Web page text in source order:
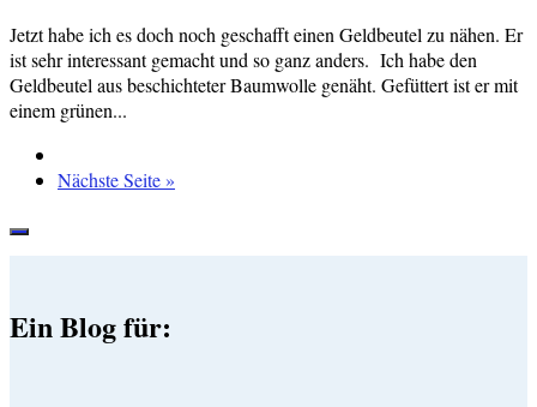
Jetzt habe ich es doch noch geschafft einen Geldbeutel zu nähen. Er
ist sehr interessant gemacht und so ganz anders. Ich habe den
Geldbeutel aus beschichteter Baumwolle genäht. Gefüttert ist er mit
einem grünen...
Nächste Seite »
Ein Blog für: